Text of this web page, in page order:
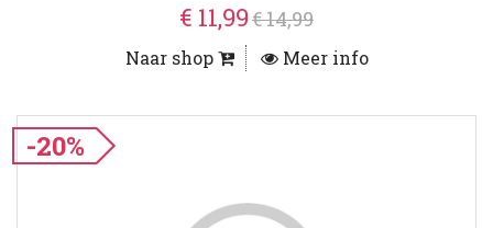
€ 11,99€ 14,99
Naar shop Meer info
-20%